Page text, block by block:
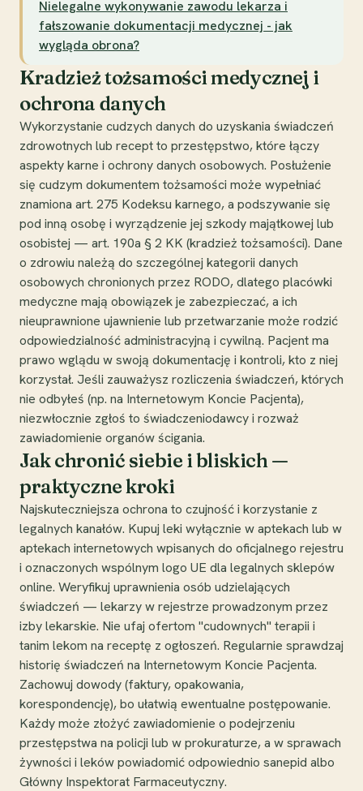
Nielegalne wykonywanie zawodu lekarza i
fałszowanie dokumentacji medycznej - jak
wygląda obrona?
Kradzież tożsamości medycznej i
ochrona danych
Wykorzystanie cudzych danych do uzyskania świadczeń
zdrowotnych lub recept to przestępstwo, które łączy
aspekty karne i ochrony danych osobowych. Posłużenie
się cudzym dokumentem tożsamości może wypełniać
znamiona art. 275 Kodeksu karnego, a podszywanie się
pod inną osobę i wyrządzenie jej szkody majątkowej lub
osobistej — art. 190a § 2 KK (kradzież tożsamości). Dane
o zdrowiu należą do szczególnej kategorii danych
osobowych chronionych przez RODO, dlatego placówki
medyczne mają obowiązek je zabezpieczać, a ich
nieuprawnione ujawnienie lub przetwarzanie może rodzić
odpowiedzialność administracyjną i cywilną. Pacjent ma
prawo wglądu w swoją dokumentację i kontroli, kto z niej
korzystał. Jeśli zauważysz rozliczenia świadczeń, których
nie odbyłeś (np. na Internetowym Koncie Pacjenta),
niezwłocznie zgłoś to świadczeniodawcy i rozważ
zawiadomienie organów ścigania.
Jak chronić siebie i bliskich —
praktyczne kroki
Najskuteczniejsza ochrona to czujność i korzystanie z
legalnych kanałów. Kupuj leki wyłącznie w aptekach lub w
aptekach internetowych wpisanych do oficjalnego rejestru
i oznaczonych wspólnym logo UE dla legalnych sklepów
online. Weryfikuj uprawnienia osób udzielających
świadczeń — lekarzy w rejestrze prowadzonym przez
izby lekarskie. Nie ufaj ofertom "cudownych" terapii i
tanim lekom na receptę z ogłoszeń. Regularnie sprawdzaj
historię świadczeń na Internetowym Koncie Pacjenta.
Zachowuj dowody (faktury, opakowania,
korespondencję), bo ułatwią ewentualne postępowanie.
Każdy może złożyć zawiadomienie o podejrzeniu
przestępstwa na policji lub w prokuraturze, a w sprawach
żywności i leków powiadomić odpowiednio sanepid albo
Główny Inspektorat Farmaceutyczny.